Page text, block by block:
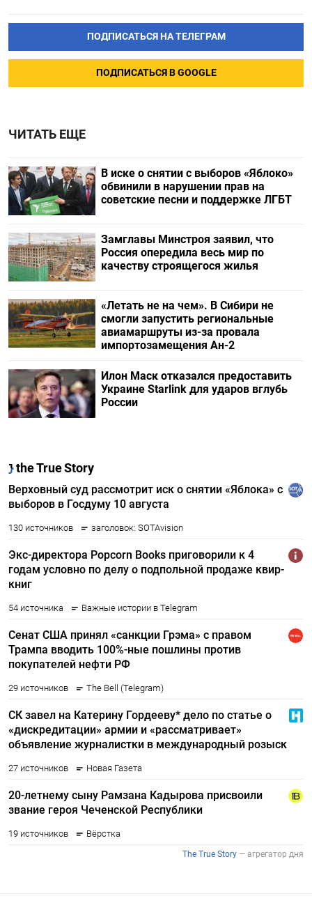
ПОДПИСАТЬСЯ НА ТЕЛЕГРАМ
ПОДПИСАТЬСЯ В GOOGLE
ЧИТАТЬ ЕЩЕ
В иске о снятии с выборов «Яблоко»
обвинили в нарушении прав на
советские песни и поддержке ЛГБТ
Замглавы Минстроя заявил, что
Россия опередила весь мир по
качеству строящегося жилья
«Летать не на чем». В Сибири не
смогли запустить региональные
авиамаршруты из-за провала
импортозамещения Ан-2
Илон Маск отказался предоставить
Украине Starlink для ударов вглубь
России